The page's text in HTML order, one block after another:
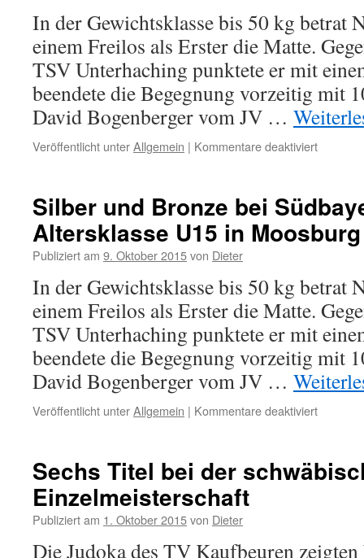
In der Gewichtsklasse bis 50 kg betrat
einem Freilos als Erster die Matte.
TSV Unterhaching punktete er mit
beendete die Begegnung vorzeitig mit
David Bogenberger vom JV …
Veröffentlicht unterAllgemein | Kommentare deaktiviertfür
bei
EM
U15
in
Silber und Bronze bei
Altersklasse U15 in Moosburg
Publiziert am 9. Oktober 2015von Dieter
In der Gewichtsklasse bis 50 kg betrat
einem Freilos als Erster die Matte.
TSV Unterhaching punktete er mit
beendete die Begegnung vorzeitig mit
David Bogenberger vom JV …
Veröffentlicht unterAllgemein | Kommentare deaktiviertfür
bei
Sechs Titel bei der
Einzelmeisterschaft
Publiziert am 1. Oktober 2015von Dieter
Die Judoka des TV Kaufbeuren